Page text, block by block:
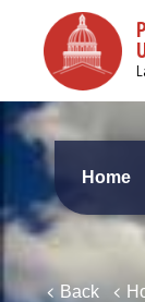
content
Home
Back